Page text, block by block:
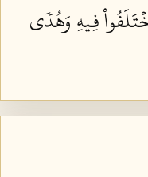
فِيهِ وَهُدٗى